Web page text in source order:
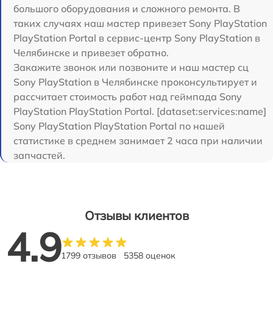
большого оборудования и сложного ремонта. В
таких случаях наш мастер привезет Sony PlayStation
PlayStation Portal в сервис-центр Sony PlayStation в
Челябинске и привезет обратно.
Закажите звонок или позвоните и наш мастер сц
Sony PlayStation в Челябинске проконсультирует и
рассчитает стоимость работ над геймпада Sony
PlayStation PlayStation Portal. [dataset:services:name]
Sony PlayStation PlayStation Portal по нашей
статистике в среднем занимает 2 часа при наличии
запчастей.
Отзывы клиентов
4.91799 отзывов 5358 оценок